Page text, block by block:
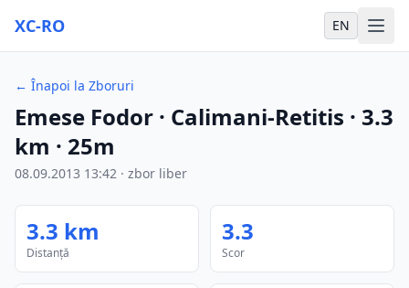
XC-RO EN
← Înapoi la Zboruri
Emese Fodor · Calimani-Retitis · 3.3
km · 25m
08.09.2013 13:42 · zbor liber
3.3 km
Distanță
3.3
Scor